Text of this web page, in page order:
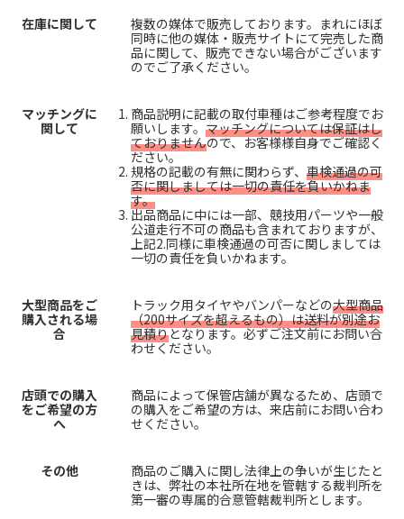
在庫に関して
複数の媒体で販売しております。まれにほぼ
同時に他の媒体・販売サイトにて完売した商
品に関して、販売できない場合がございます
のでご了承ください。
マッチングに
関して
商品説明に記載の取付車種はご参考程度でお
願いします。 マッチングについては保証はし
ておりませんので、お客様様自身でご確認く
ださい。
規格の記載の有無に関わらず、 車検通過の可
否に関しましては一切の責任を負いかねま
す。
出品商品に中には一部、競技用パーツや一般
公道走行不可の商品も含まれておりますが、
上記2.同様に車検通過の可否に関しましては
一切の責任を負いかねます。
大型商品をご
購入される場
合
トラック用タイヤやバンパーなどの大型商品
（200サイズを超えるもの）は送料が別途お
見積りとなります。必ずご注文前にお問い合
わせください。
店頭での購入
をご希望の方
へ
商品によって保管店舗が異なるため、店頭で
の購入をご希望の方は、来店前にお問い合わ
せください。
その他
商品のご購入に関し法律上の争いが生じたと
きは、弊社の本社所在地を管轄する裁判所を
第一審の専属的合意管轄裁判所とします。